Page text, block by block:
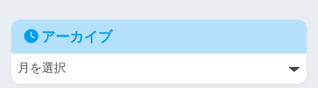
アーカイブ